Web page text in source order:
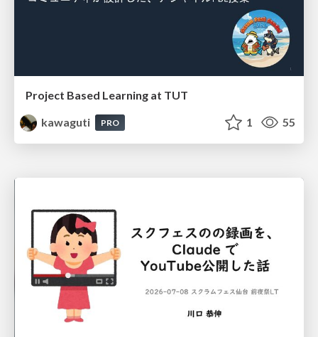
Project Based Learning at TUT
kawaguti
PRO 1 55